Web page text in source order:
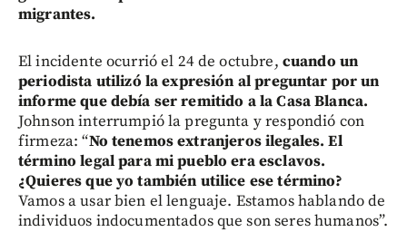
migrantes.
El incidente ocurrió el 24 de octubre, cuando un
periodista utilizó la expresión al preguntar por un
informe que debía ser remitido a la Casa Blanca.
Johnson interrumpió la pregunta y respondió con
firmeza: “No tenemos extranjeros ilegales. El
término legal para mi pueblo era esclavos.
¿Quieres que yo también utilice ese término?
Vamos a usar bien el lenguaje. Estamos hablando de
individuos indocumentados que son seres humanos”.